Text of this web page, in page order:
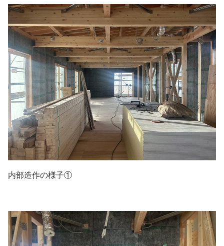
内部造作の様子①